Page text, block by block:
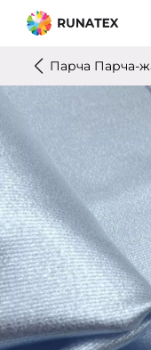
Парча Парча-